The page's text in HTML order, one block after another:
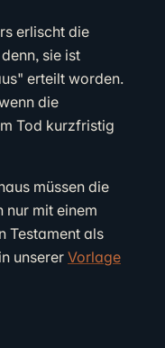
erlischt die
sie ist
erteilt worden.
die
Tod kurzfristig
müssen die
nur mit einem
Testament als
unserer Vorlage